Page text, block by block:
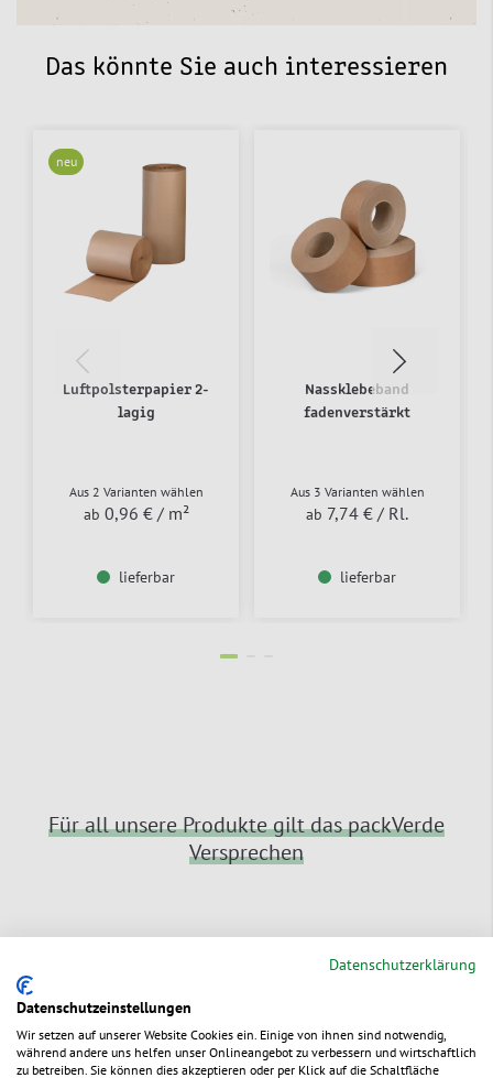
Das könnte Sie auch interessieren
neu
Luftpolsterpapier 2-
lagig
Aus 2 Varianten wählen
ab 0,96 € / m²
lieferbar
Nassklebeband
fadenverstärkt
Aus 3 Varianten wählen
ab 7,74 € / Rl.
lieferbar
Für all unsere Produkte gilt das packVerde
Versprechen
Schnelle Lieferung
Bestellungen bis 15:00 Uhr (außer Fr:
14:00 Uhr) erreichen Sie i.d.R. in 1 bis 2
Datenschutzerklärung
Datenschutzeinstellungen
Wir setzen auf unserer Website Cookies ein. Einige von ihnen sind notwendig,
während andere uns helfen unser Onlineangebot zu verbessern und wirtschaftlich
zu betreiben. Sie können dies akzeptieren oder per Klick auf die Schaltfläche